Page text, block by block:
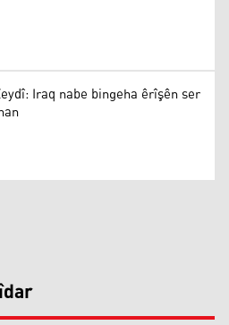
Iraq nabe bingeha êrîşên ser